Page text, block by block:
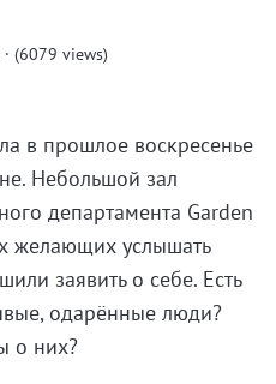
(6079 views)
в прошлое воскресенье
Небольшой зал
департамента Garden
желающих услышать
заявить о себе. Есть
одарённые люди?
о них?